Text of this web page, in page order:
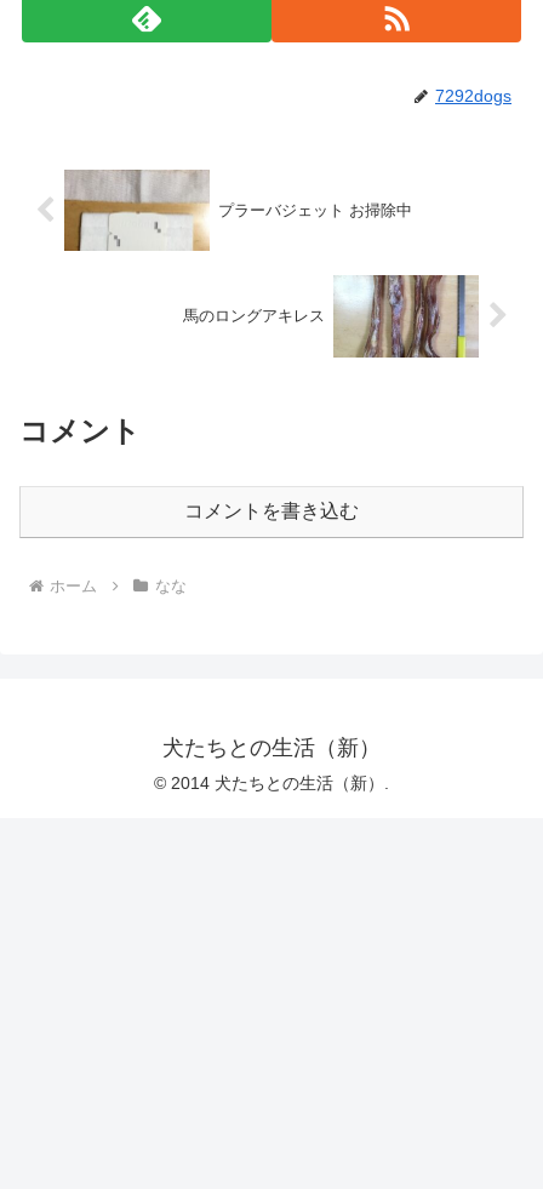
7292dogs
プラーバジェット お掃除中
馬のロングアキレス
コメント
コメントを書き込む
ホーム なな
犬たちとの生活（新）
© 2014 犬たちとの生活（新）.